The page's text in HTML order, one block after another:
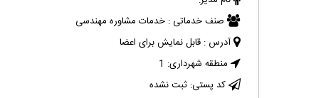
صنف خدماتی : خدمات مشاوره مهندسی
آدرس : قابل نمایش برای اعضا
منطقه شهرداری: 1
کد پستی: ثبت نشده